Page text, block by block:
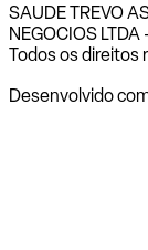
SAUDE TREVO
NEGOCIOS
Todos os direitos
Desenvolvido